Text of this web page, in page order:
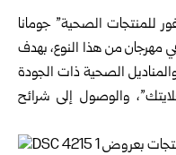
للمنتجات الصحية” جومانا
مهرجان من هذا النوع، بهدف
الصحية ذات الجودة
والوصول إلى شرائح